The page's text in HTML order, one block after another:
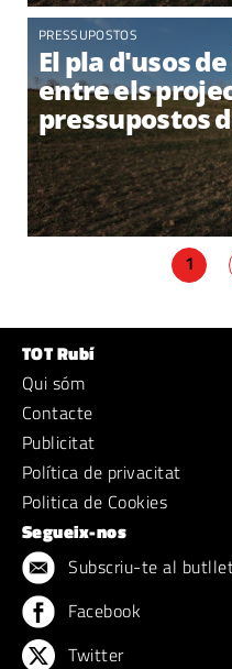
PRESSUPOSTOS
El pla d'usos
entre els
pressupostos
1
TOT Rubí
Qui sóm
Contacte
Publicitat
Política de privacitat
Politica de Cookies
Segueix-nos
Subscriu-te al
Facebook
Twitter